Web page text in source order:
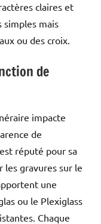
claires et
simples mais
ou des croix.
de
impacte
de
réputé pour sa
les gravures sur le
une
ou le Plexiglass
Chaque